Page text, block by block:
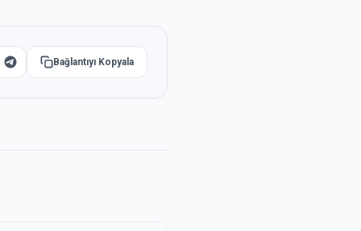
Bağlantıyı Kopyala